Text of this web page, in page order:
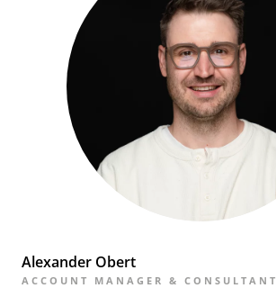
Alexander Obert
ACCOUNT MANAGER & CONSULTANT